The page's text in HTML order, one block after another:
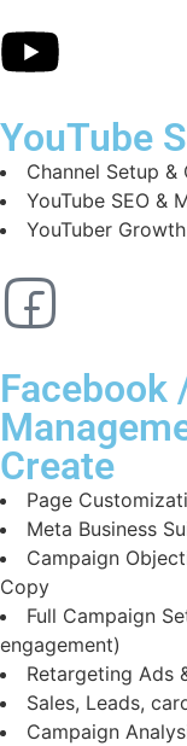
YouTube
Channel Setup
YouTube SEO &
YouTuber
Facebook
Create
Page
Meta Business
Campaign
Copy
Full Campaign
engagement)
Retargeting Ads
Sales, Leads,
Campaign